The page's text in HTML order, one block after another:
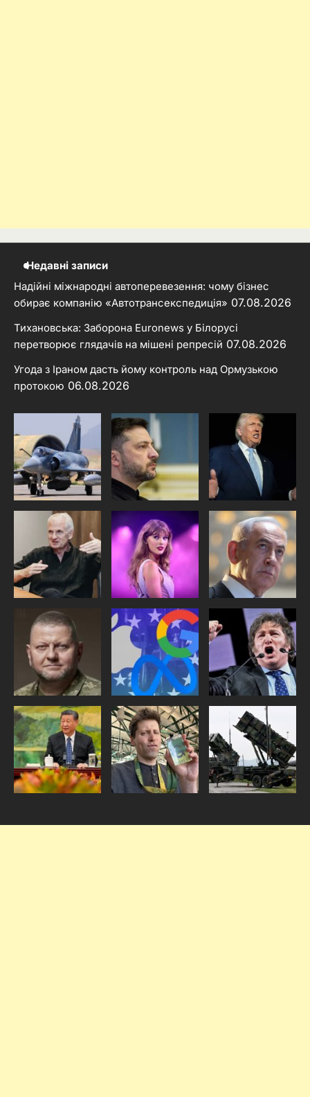
Недавні записи
Надійні міжнародні автоперевезення: чому бізнес
обирає компанію «Автотрансекспедиція» 07.08.2026
Тихановська: Заборона Euronews у Білорусі
перетворює глядачів на мішені репресій 07.08.2026
Угода з Іраном дасть йому контроль над Ормузькою
протокою 06.08.2026